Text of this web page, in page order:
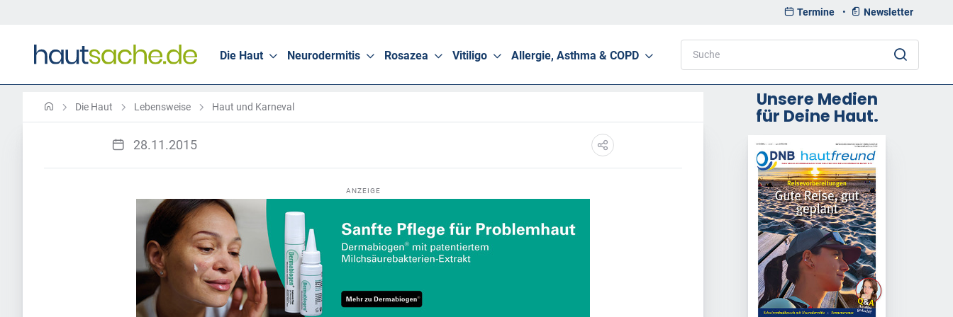
Termine • Newsletter
Die Haut Neurodermitis Rosazea Vitiligo Allergie, Asthma & COPD
Die Haut Lebensweise Haut und Karneval
28.11.2015
ANZEIGE
Unsere Medien
für Deine Haut.